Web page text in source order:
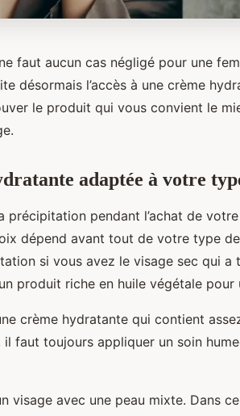
faut aucun cas négligé pour une
désormais l’accès à une crème
le produit qui vous convient le
adaptée à votre
précipitation pendant l’achat de
dépend avant tout de votre type
si vous avez le visage sec qui a
produit riche en huile végétale pour
crème hydratante qui contient
faut toujours appliquer un soin
visage avec une peau mixte. Dans